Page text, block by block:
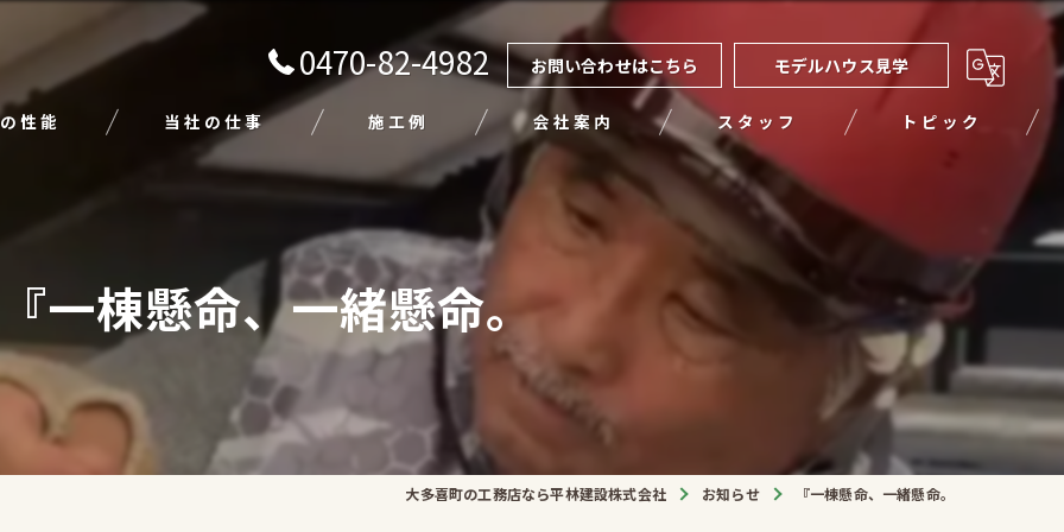
0470-82-4982 お問い合わせはこちら モデルハウス見学
性能 当社の仕事
エクステリア
施工例 会社案内 スタッフ トピック
一棟懸命、一緒懸命。
大多喜町の工務店なら平林建設株式会社 お知らせ 『一棟懸命、一緒懸命。